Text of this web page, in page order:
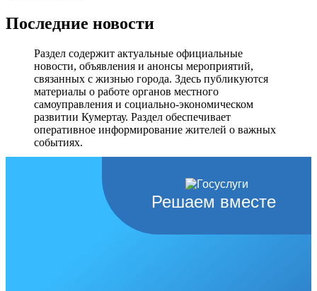
Последние новости
Раздел содержит актуальные официальные
новости, объявления и анонсы мероприятий,
связанных с жизнью города. Здесь публикуются
материалы о работе органов местного
самоуправления и социально-экономическом
развитии Кумертау. Раздел обеспечивает
оперативное информирование жителей о важных
событиях.
Решаем вместе